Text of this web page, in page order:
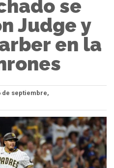
se
Judge y
en la
de septiembre,